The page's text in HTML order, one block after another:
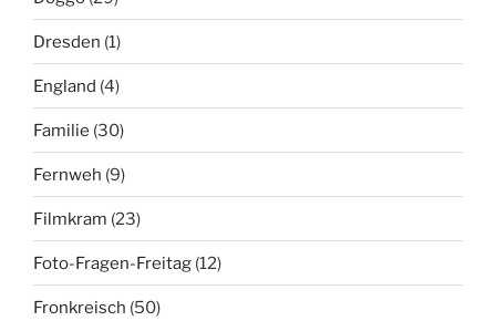
Dresden (1)
England (4)
Familie (30)
Fernweh (9)
Filmkram (23)
Foto-Fragen-Freitag (12)
Fronkreisch (50)